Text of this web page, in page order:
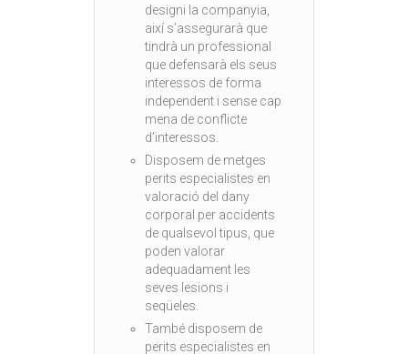
designi la companyia,
així s’assegurarà que
tindrà un professional
que defensarà els seus
interessos de forma
independent i sense cap
mena de conflicte
d’interessos.
Disposem de metges
perits especialistes en
valoració del dany
corporal per accidents
de qualsevol tipus, que
poden valorar
adequadament les
seves lesions i
seqüeles.
També disposem de
perits especialistes en